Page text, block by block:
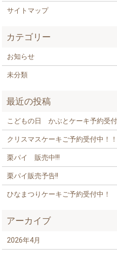
サイトマップ
カテゴリー
お知らせ
未分類
最近の投稿
こどもの日 かぶとケーキ予約受付
クリスマスケーキご予約受付中！！
栗パイ 販売中!!!
栗パイ販売予告!!
ひなまつりケーキご予約受付中！
アーカイブ
2026年4月